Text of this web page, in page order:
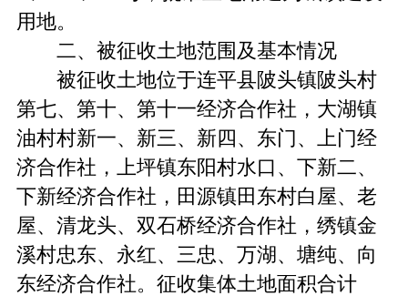
用地。
二、被征收土地范围及基本情况
被征收土地位于连平县陂头镇陂头村
第七、第十、第十一经济合作社，大湖镇
油村村新一、新三、新四、东门、上门经
济合作社，上坪镇东阳村水口、下新二、
下新经济合作社，田源镇田东村白屋、老
屋、清龙头、双石桥经济合作社，绣镇金
溪村忠东、永红、三忠、万湖、塘纯、向
东经济合作社。征收集体土地面积合计